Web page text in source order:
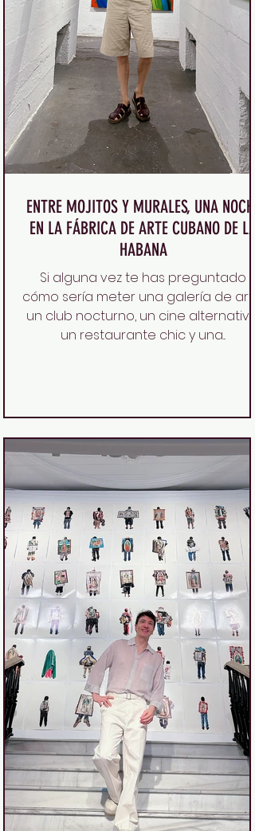
ENTRE MOJITOS Y MURALES, UNA NOCHE
EN LA FÁBRICA DE ARTE CUBANO DE LA
HABANA
Si alguna vez te has preguntado
cómo sería meter una galería de arte,
un club nocturno, un cine alternativo,
un restaurante chic y una...